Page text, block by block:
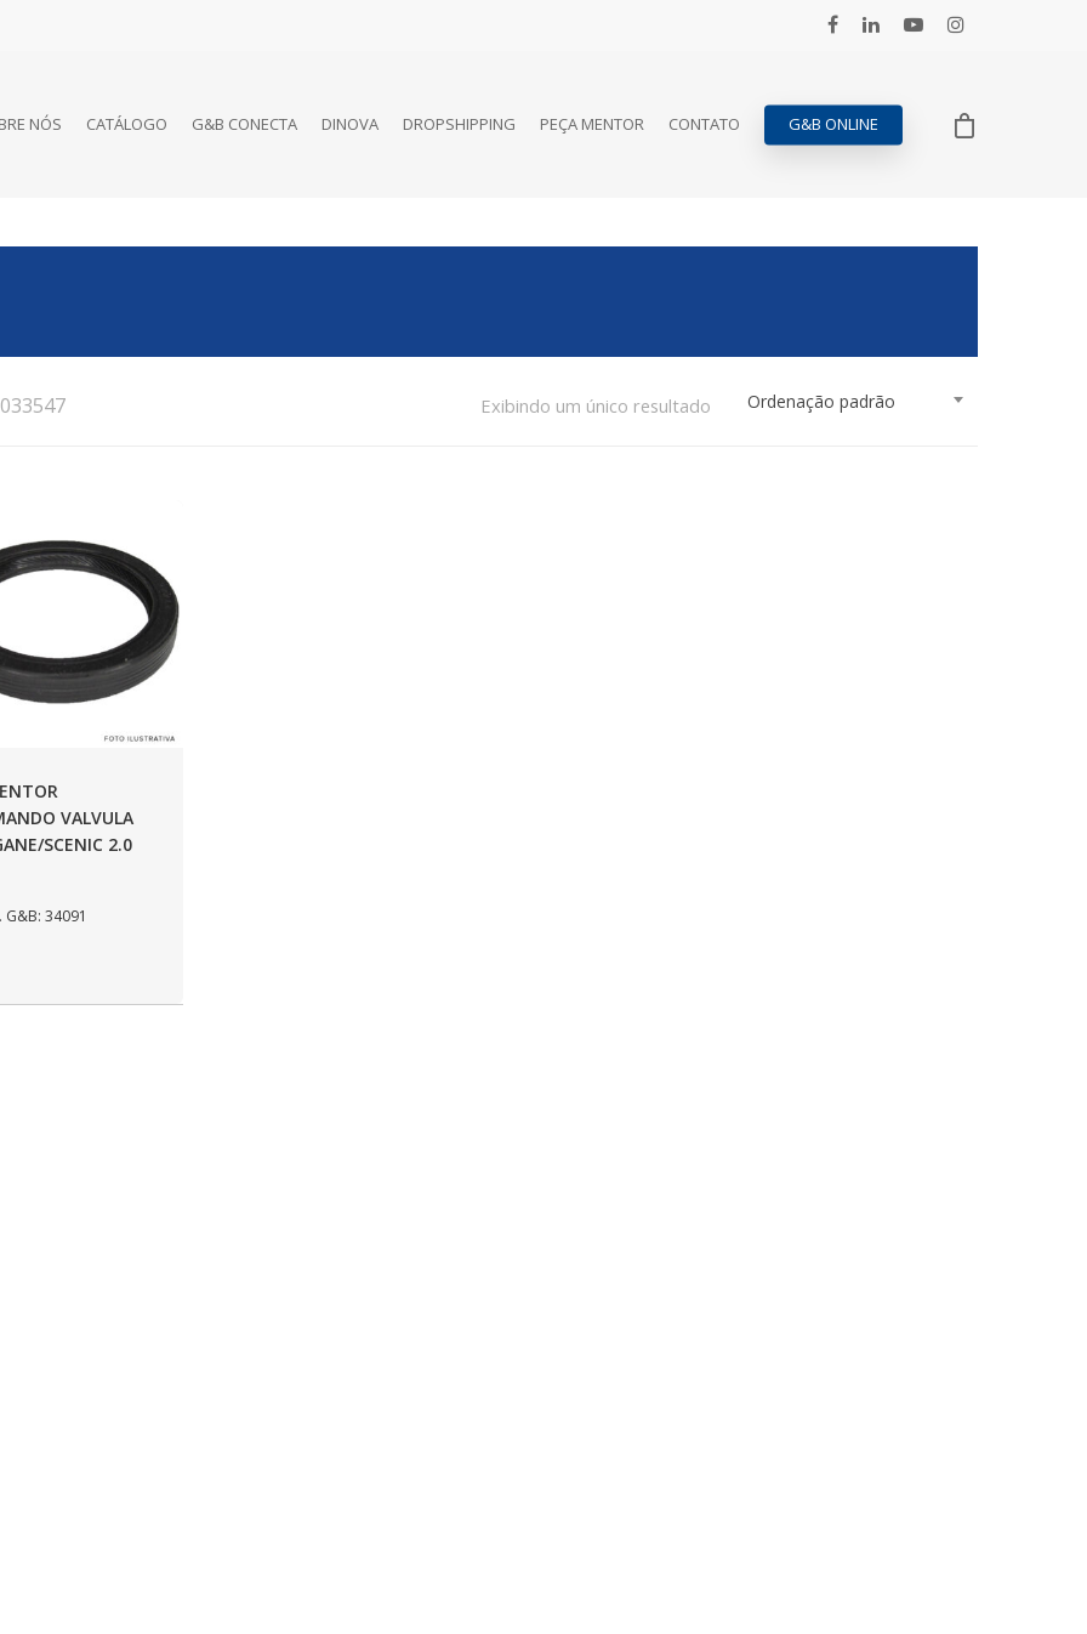
NÓS CATÁLOGO G&B CONECTA DINOVA DROPSHIPPING PEÇA MENTOR CONTATO G&B ONLINE
Ordenação padrão
Exibindo um único resultado
VALVULA
SCENIC 2.0
G&B: 34091